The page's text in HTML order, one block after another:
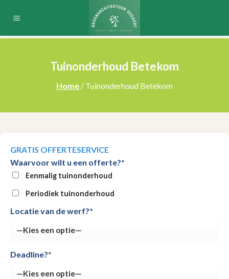
Tuinonderhoud Betekom
Home / Tuinonderhoud Betekom
GRATIS OFFERTESERVICE
Waarvoor wilt u een offerte?*
Eenmalig tuinonderhoud
Periodiek tuinonderhoud
Locatie van de werf?*
Deadline?*